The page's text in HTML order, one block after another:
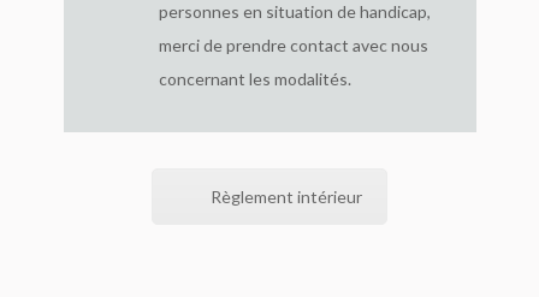
personnes en situation de handicap,
merci de prendre contact avec nous
concernant les modalités.
Règlement intérieur